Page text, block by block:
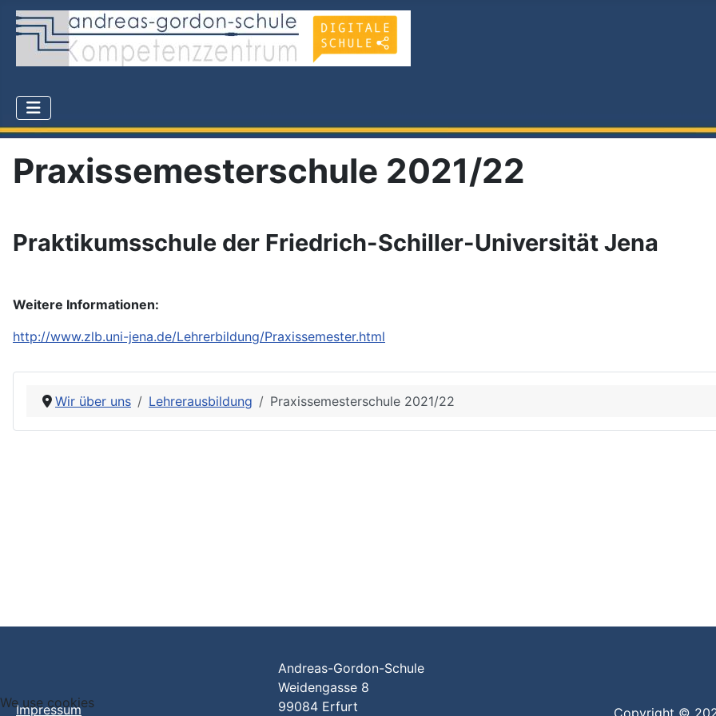
Praxissemesterschule 2021/22
Praktikumsschule der Friedrich-Schiller-Universität Jena
Weitere Informationen:
http://www.zlb.uni-jena.de/Lehrerbildung/Praxissemester.html
Wir über uns Lehrerausbildung Praxissemesterschule 2021/22
Impressum
Andreas-Gordon-Schule
Weidengasse 8
99084 Erfurt
Copyright ©
We use cookies